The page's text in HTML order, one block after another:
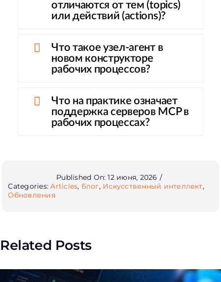
отличаются от тем (topics)
или действий (actions)?
Что такое узел-агент в
новом конструкторе
рабочих процессов?
Что на практике означает
поддержка серверов MCP в
рабочих процессах?
Published On: 12 июня, 2026 /
Categories:Articles, Блог, Искусственный интеллект,
Обновления
Related Posts